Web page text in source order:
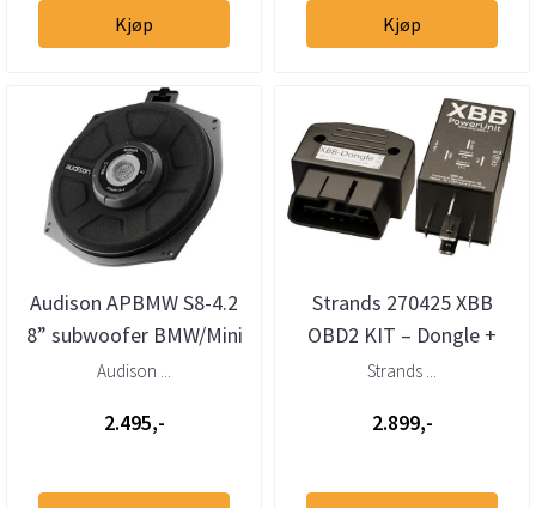
Kjøp Kjøp
Audison APBMW S8-4.2
8” subwoofer BMW/Mini
4 Ohm (stk)
Audison ...
2.495,-
Strands 270425 XBB
OBD2 KIT – Dongle +
Powerunit 2
Strands ...
2.899,-